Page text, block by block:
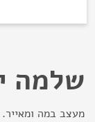
שלמה
מעצב במה